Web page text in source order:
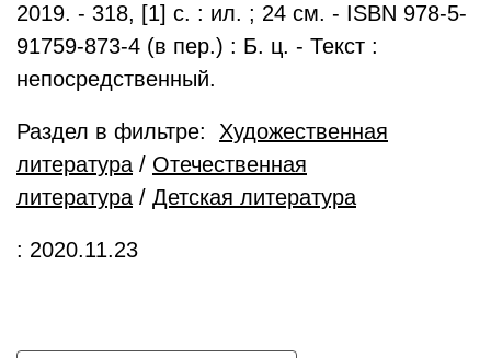
2019. - 318, [1] с. : ил. ; 24 см. - ISBN 978-5-
91759-873-4 (в пер.) : Б. ц. - Текст :
непосредственный.
Раздел в фильтре: Художественная
литература / Отечественная
литература / Детская литература
: 2020.11.23